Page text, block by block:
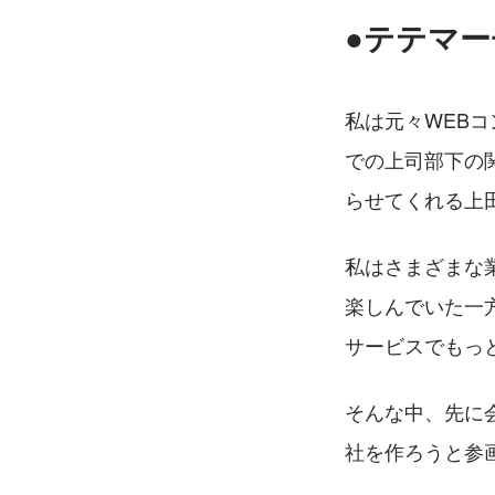
●テテマ
私は元々WEB
での上司部下の
らせてくれる上
私はさまざまな
楽しんでいた一
サービスでもっ
そんな中、先に
社を作ろうと参